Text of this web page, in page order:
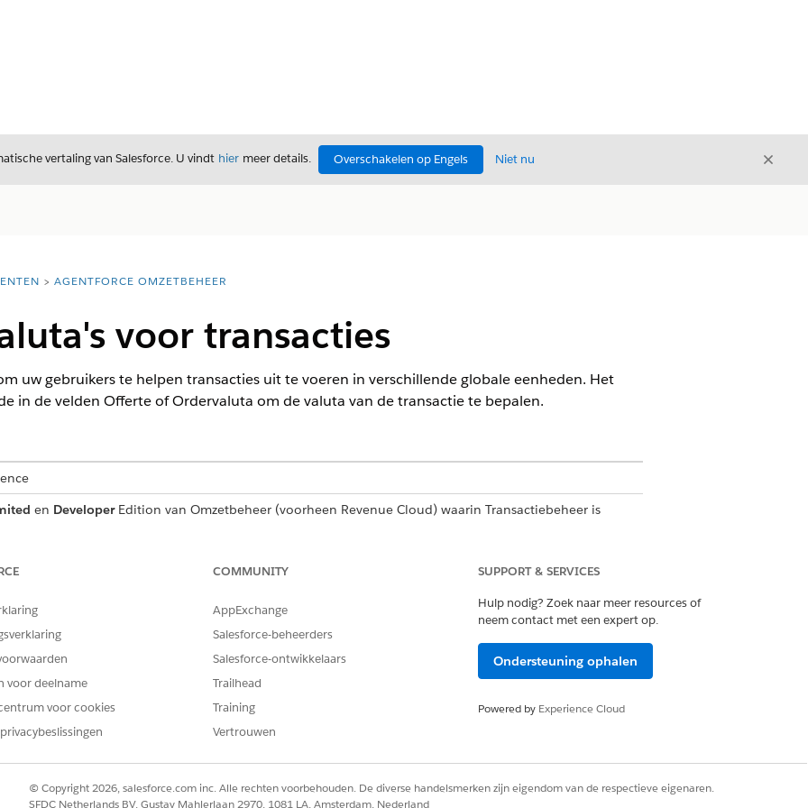
vertaling van Salesforce. U vindt hier meer details. Overschakelen op Engels Niet nu Sluiten
AGENTFORCE OMZETBEHEER
voor transacties
uw gebruikers te helpen transacties uit te voeren in verschillende globale eenheden. Het
in de velden Offerte of Ordervaluta om de valuta van de transactie te bepalen.
en DeveloperEdition van Omzetbeheer (voorheen Revenue Cloud)waarin Transactiebeheer is
BENODIGDE GEBRUIKERSMACHTIGINGEN
deze in Set-up.
valuta's en voeg uw producten toe. Maak een prijslijst voor de valuta's. Zie .
de versie.
toe aanPricingCurrencyCodein het element Prijsstelling.
voor deelname
voor cookies
COMMUNITY
AppExchange
Salesforce-beheerders
Salesforce-ontwikkelaars
Trailhead
Training
Vertrouwen
SUPPORT & SERVICES
Hulp nodig? Zoek naar meer resources of
neem contact met een expert op.
Ondersteuning ophalen
Powered by Experience Cloud
© Copyright 2026, salesforce.com inc. Alle rechten voorbehouden. De diverse handelsmerken zijn eigendom van de respectieve eigenaren.
SFDC Netherlands BV, Gustav Mahlerlaan 2970, 1081 LA, Amsterdam, Nederland